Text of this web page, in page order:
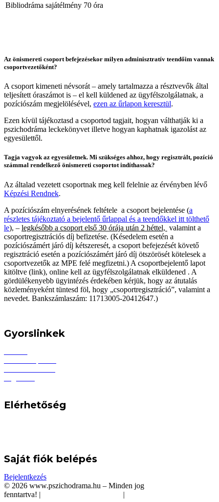
Bibliodráma sajátélmény 70 óra
Az önismereti csoport befejezésekor milyen adminisztratív teendőim vannak
csoportvezetőként?
A csoport kimeneti névsorát – amely tartalmazza a résztvevők által
teljesített óraszámot is – el kell küldened az ügyfélszolgálatnak, a
pozíciószám megjelölésével, ezen az űrlapon keresztül.
Ezen kívül tájékoztasd a csoportod tagjait, hogyan válthatják ki a
pszichodráma leckekönyvet illetve hogyan kaphatnak igazolást az
egyesülettől.
Tagja vagyok az egyesületnek. Mi szükséges ahhoz, hogy regisztrált, pozíció
számmal rendelkező önismereti csoportot indíthassak?
Az általad vezetett csoportnak meg kell felelnie az érvényben lévő
Képzési Rendnek.
A pozíciószám elnyerésének feltétele a csoport bejelentése (a
részletes tájékoztató a bejelentő űrlappal és a teendőkkel itt tölthető
le), – legkésőbb a csoport első 30 órája után 2 héttel, valamint a
csoportregisztrációs díj befizetése. (Késedelem esetén a
pozíciószámért járó díj kétszeresét, a csoport befejezését követő
regisztráció esetén a pozíciószámért járó díj ötszörösét kötelesek a
csoportvezetők az MPE felé megfizetni.) A csoportbejelentő lapot
kitöltve (link), online kell az ügyfélszolgálatnak elküldened . A
gördülékenyebb ügyintézés érdekében kérjük, hogy az átutalás
közleményeként tüntesd föl, hogy „csoportregisztráció”, valamint a
nevedet. Bankszámlaszám: 11713005-20412647.)
Gyorslinkek
Elérhetőség
Saját fiók belépés
Bejelentkezés
© 2026 www.pszichodrama.hu – Minden jog
fenntartva! | |